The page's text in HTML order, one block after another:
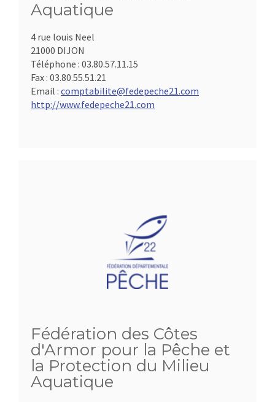
Aquatique
4 rue louis Neel
21000 DIJON
Téléphone : 03.80.57.11.15
Fax : 03.80.55.51.21
Email : comptabilite@fedepeche21.com
http://www.fedepeche21.com
Fédération des Côtes
d'Armor pour la Pêche et
la Protection du Milieu
Aquatique